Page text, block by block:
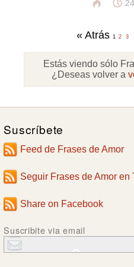
« Atrás 1 2 3
Estás viendo sólo
¿Deseas volver a
Suscríbete
Feed de Frases de Amor
Seguir Frases de Amor en
Share on Facebook
Suscribite via email